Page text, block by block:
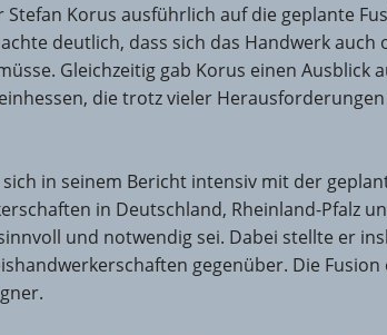
Korus ausführlich auf die geplante
deutlich, dass sich das Handwerk
Gleichzeitig gab Korus einen Ausblick
die trotz vieler
in seinem Bericht intensiv mit der
in Deutschland, Rheinland-Pfalz
und notwendig sei. Dabei stellte er
gegenüber. Die